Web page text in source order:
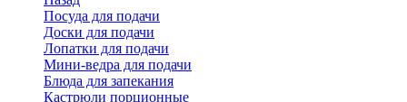
Посуда для подачи
Доски для подачи
Лопатки для подачи
Мини-ведра для подачи
Блюда для запекания
Кастрюли порционные